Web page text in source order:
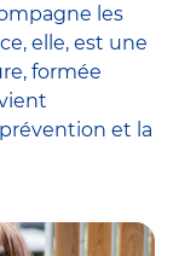
les
elle, est une
formée
et la